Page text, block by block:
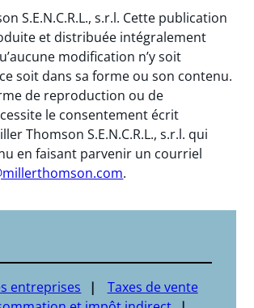
S.E.N.C.R.L., s.r.l. Cette publication
et distribuée intégralement
modification n’y soit
soit dans sa forme ou son contenu.
de reproduction ou de
le consentement écrit
Thomson S.E.N.C.R.L., s.r.l. qui
en faisant parvenir un courriel
.
entreprises
Taxes de vente